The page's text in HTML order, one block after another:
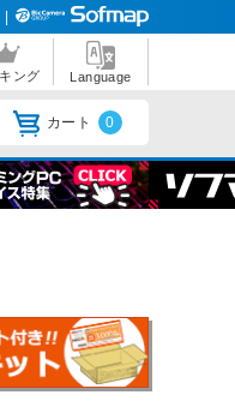
ング Language
カート 0